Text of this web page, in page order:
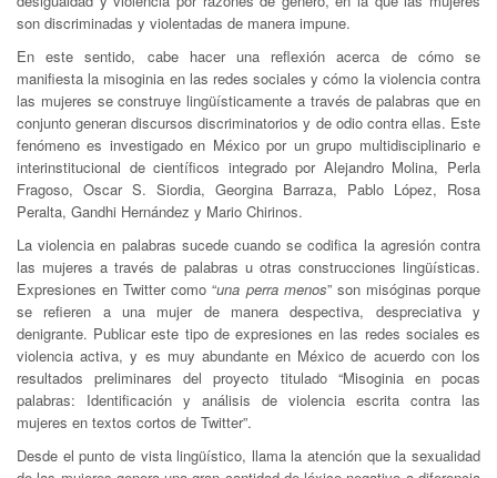
son discriminadas y violentadas de manera impune.
En este sentido, cabe hacer una reflexión acerca de cómo se
manifiesta la misoginia en las redes sociales y cómo la violencia contra
las mujeres se construye lingüísticamente a través de palabras que en
conjunto generan discursos discriminatorios y de odio contra ellas. Este
fenómeno es investigado en México por un grupo multidisciplinario e
interinstitucional de científicos integrado por Alejandro Molina, Perla
Fragoso, Oscar S. Siordia, Georgina Barraza, Pablo López, Rosa
Peralta, Gandhi Hernández y Mario Chirinos.
La violencia en palabras sucede cuando se codifica la agresión contra
las mujeres a través de palabras u otras construcciones lingüísticas.
Expresiones en Twitter como “una perra menos” son misóginas porque
se refieren a una mujer de manera despectiva, despreciativa y
denigrante. Publicar este tipo de expresiones en las redes sociales es
violencia activa, y es muy abundante en México de acuerdo con los
resultados preliminares del proyecto titulado “Misoginia en pocas
palabras: Identificación y análisis de violencia escrita contra las
mujeres en textos cortos de Twitter”.
Desde el punto de vista lingüístico, llama la atención que la sexualidad